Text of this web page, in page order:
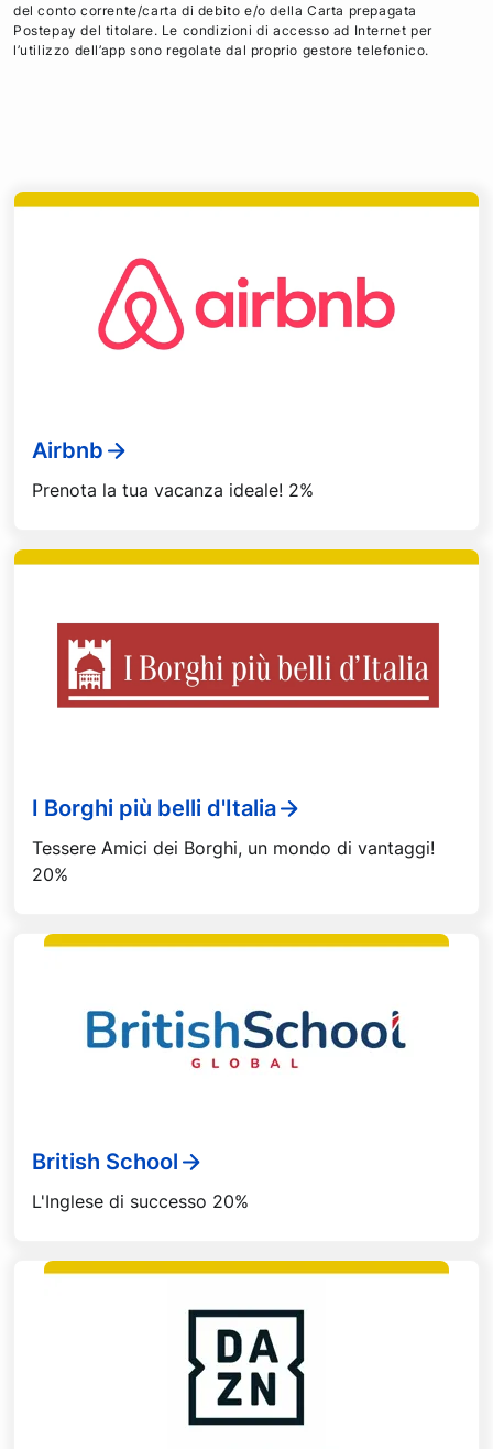
del conto corrente/carta di debito e/o della Carta prepagata
Postepay del titolare. Le condizioni di accesso ad Internet per
l’utilizzo dell’app sono regolate dal proprio gestore telefonico.
Airbnb
Prenota la tua vacanza ideale! 2%
I Borghi più belli d'Italia
Tessere Amici dei Borghi, un mondo di vantaggi!
20%
British School
L'Inglese di successo 20%